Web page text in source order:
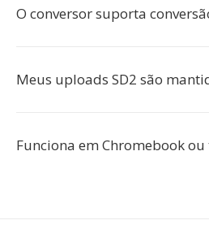
O conversor suporta
Meus uploads SD2 são
Funciona em Chromebook ou